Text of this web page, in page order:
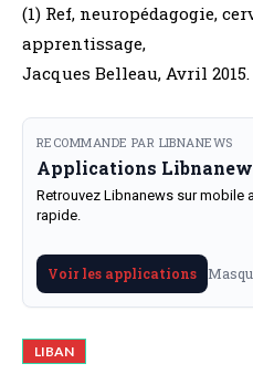
(1) Ref, neuropédagogie,
apprentissage,
Jacques Belleau, Avril 2015.
RECOMMANDE PAR LIBNANEWS
Applications
Retrouvez Libnanews sur mobile
rapide.
Voir les applications
LIBAN